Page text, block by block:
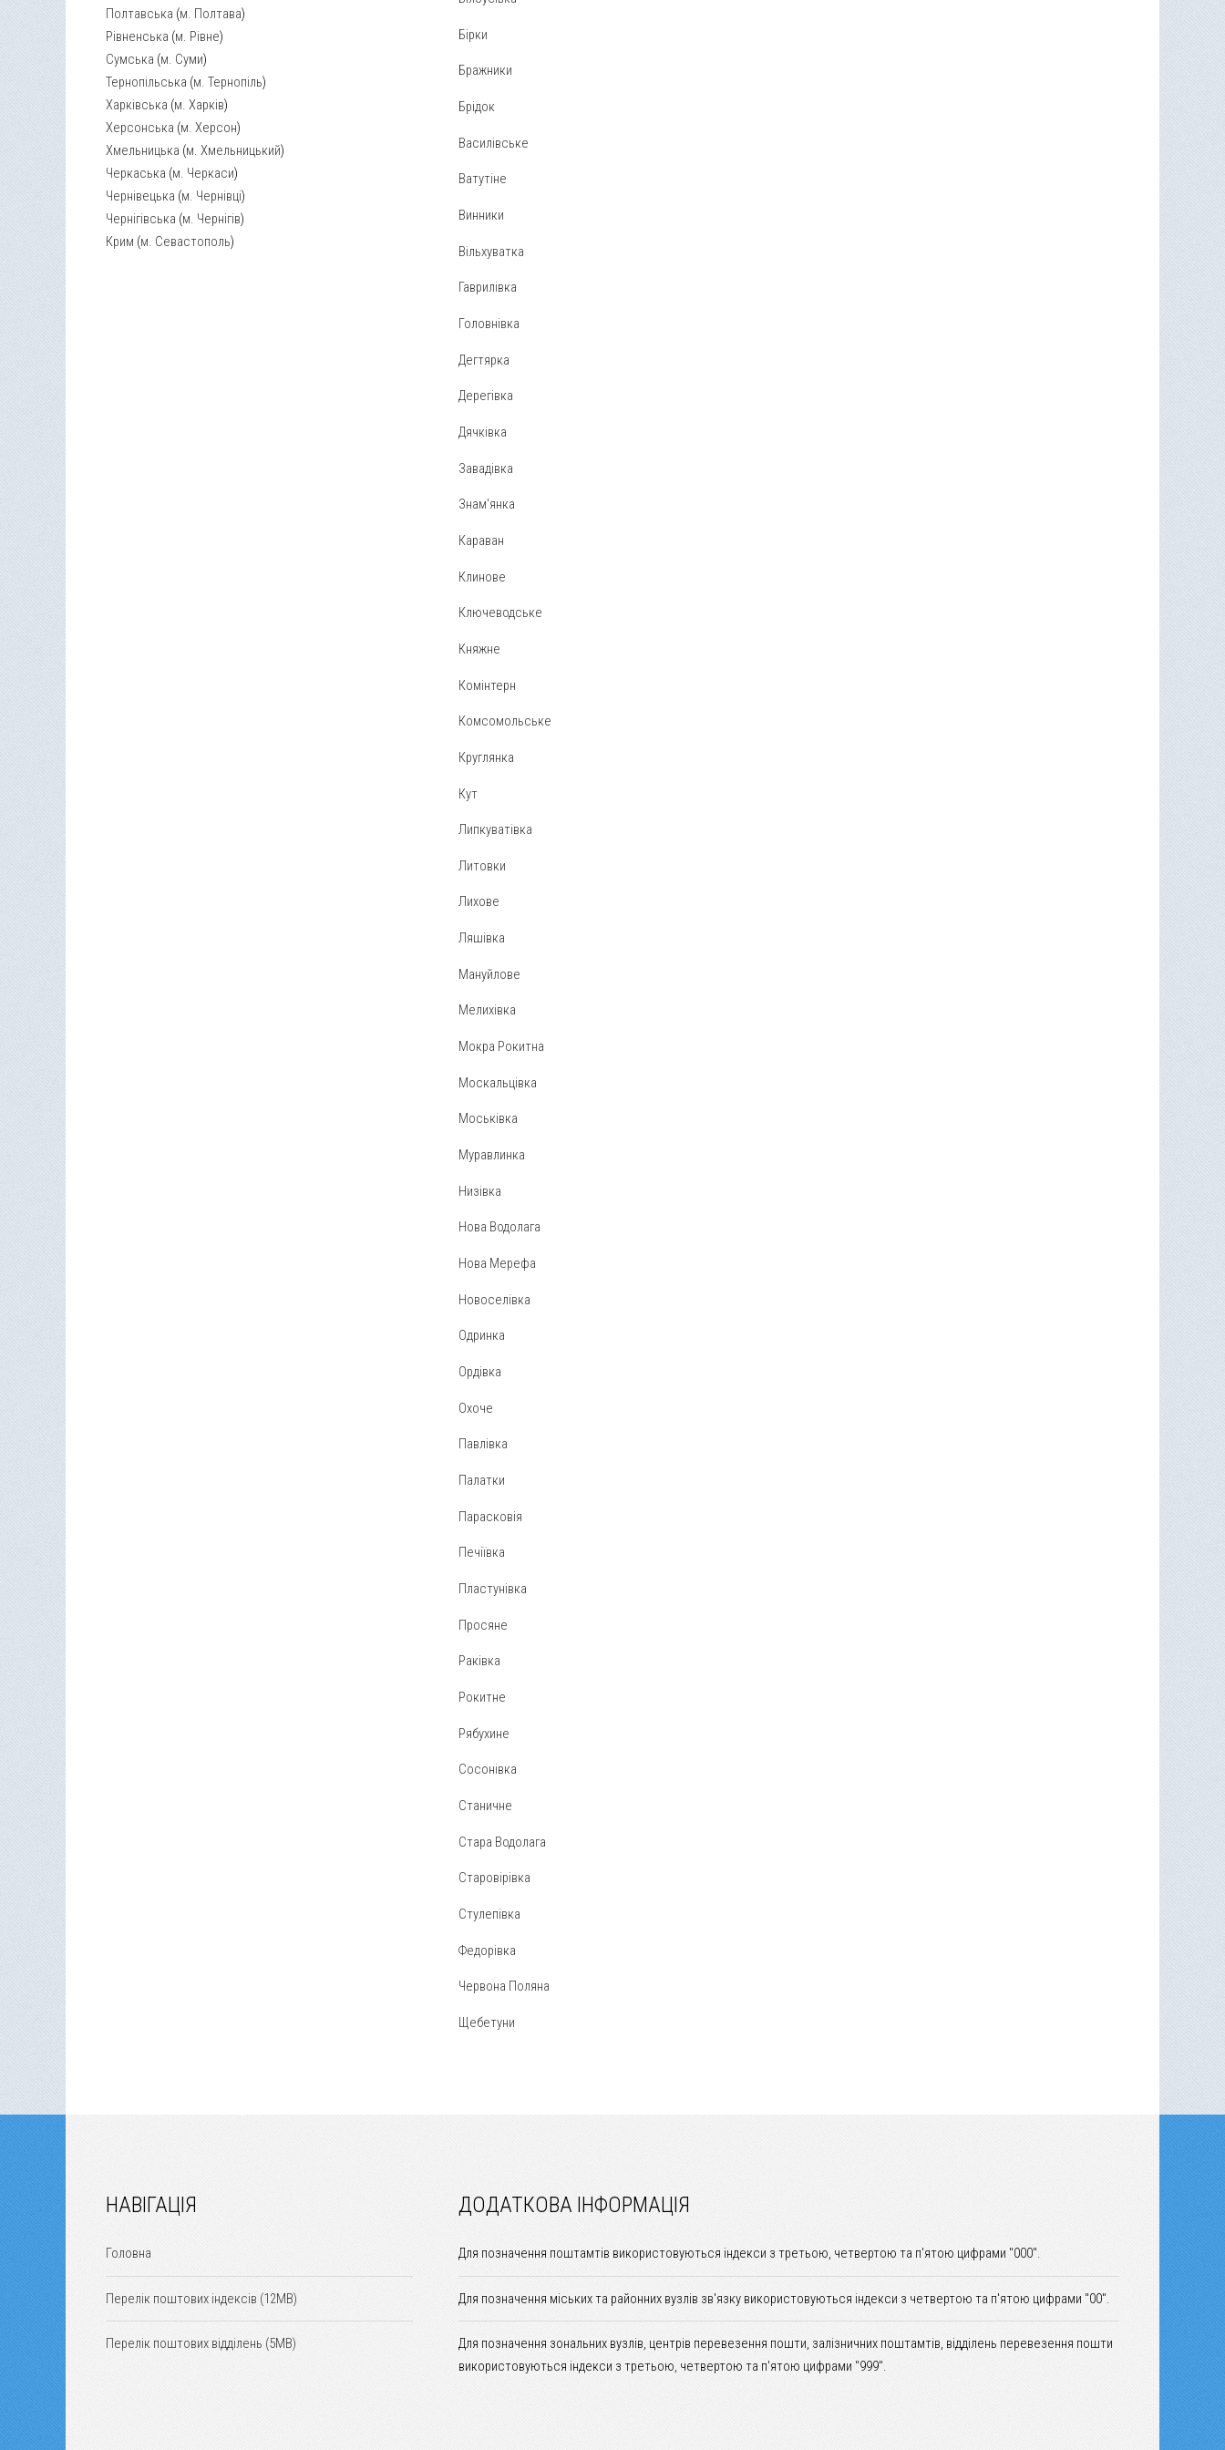
Полтавська (м. Полтава)
Рівненська (м. Рівне)
Сумська (м. Суми)
Тернопільська (м. Тернопіль)
Харківська (м. Харків)
Херсонська (м. Херсон)
Хмельницька (м. Хмельницький)
Черкаська (м. Черкаси)
Чернівецька (м. Чернівці)
Чернігівська (м. Чернігів)
Крим (м. Севастополь)
Бірки
Бражники
Брідок
Василівське
Ватутіне
Винники
Вільхуватка
Гаврилівка
Головнівка
Дегтярка
Дерегівка
Дячківка
Завадівка
Знам'янка
Караван
Клинове
Ключеводське
Княжне
Комінтерн
Комсомольське
Круглянка
Кут
Липкуватівка
Литовки
Лихове
Ляшівка
Мануйлове
Мелихівка
Мокра Рокитна
Москальцівка
Моськівка
Муравлинка
Низівка
Нова Водолага
Нова Мерефа
Новоселівка
Одринка
Ордівка
Охоче
Павлівка
Палатки
Парасковія
Печіївка
Пластунівка
Просяне
Раківка
Рокитне
Рябухине
Сосонівка
Станичне
Стара Водолага
Старовірівка
Стулепівка
Федорівка
Червона Поляна
Щебетуни
НАВІГАЦІЯ
Головна
Перелік поштових індексів (12MB)
Перелік поштових відділень (5MB)
ДОДАТКОВА ІНФОРМАЦІЯ
Для позначення поштамтів використовуються індекси з третьою, четвертою та п'ятою цифрами "000".
Для позначення міських та районних вузлів зв'язку використовуються індекси з четвертою та п'ятою цифрами "00".
Для позначення зональних вузлів, центрів перевезення пошти, залізничних поштамтів, відділень перевезення пошти
використовуються індекси з третьою, четвертою та п'ятою цифрами "999".